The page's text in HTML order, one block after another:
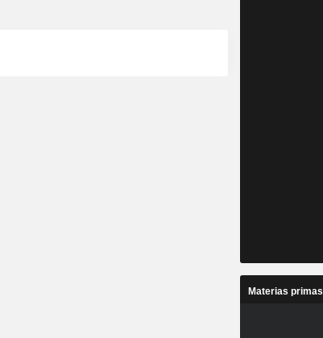
Materias primas